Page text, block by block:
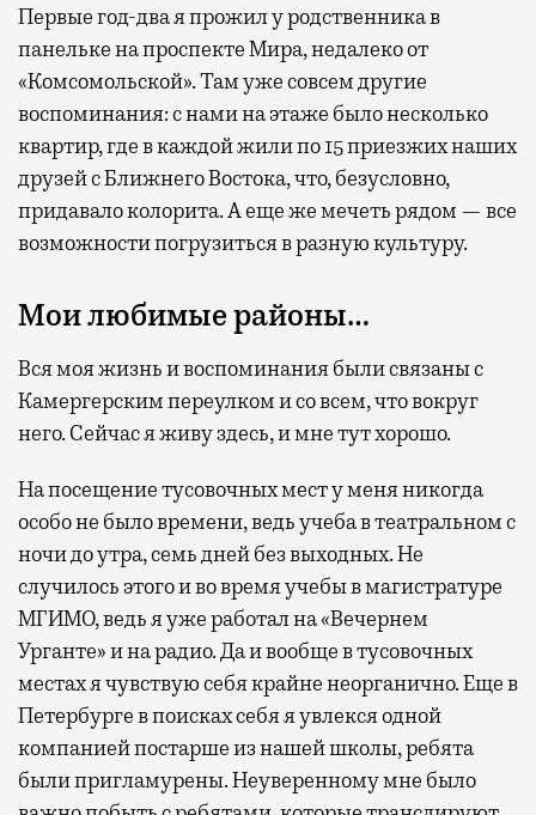
Первые год-два я прожил у родственника в
панельке на проспекте Мира, недалеко от
«Комсомольской». Там уже совсем другие
воспоминания: с нами на этаже было несколько
квартир, где в каждой жили по 15 приезжих наших
друзей с Ближнего Востока, что, безусловно,
придавало колорита. А еще же мечеть рядом — все
возможности погрузиться в разную культуру.
Мои любимые районы…
Вся моя жизнь и воспоминания были связаны с
Камергерским переулком и со всем, что вокруг
него. Сейчас я живу здесь, и мне тут хорошо.
На посещение тусовочных мест у меня никогда
особо не было времени, ведь учеба в театральном с
ночи до утра, семь дней без выходных. Не
случилось этого и во время учебы в магистратуре
МГИМО, ведь я уже работал на «Вечернем
Урганте» и на радио. Да и вообще в тусовочных
местах я чувствую себя крайне неорганично. Еще в
Петербурге в поисках себя я увлекся одной
компанией постарше из нашей школы, ребята
были пригламурены. Неуверенному мне было